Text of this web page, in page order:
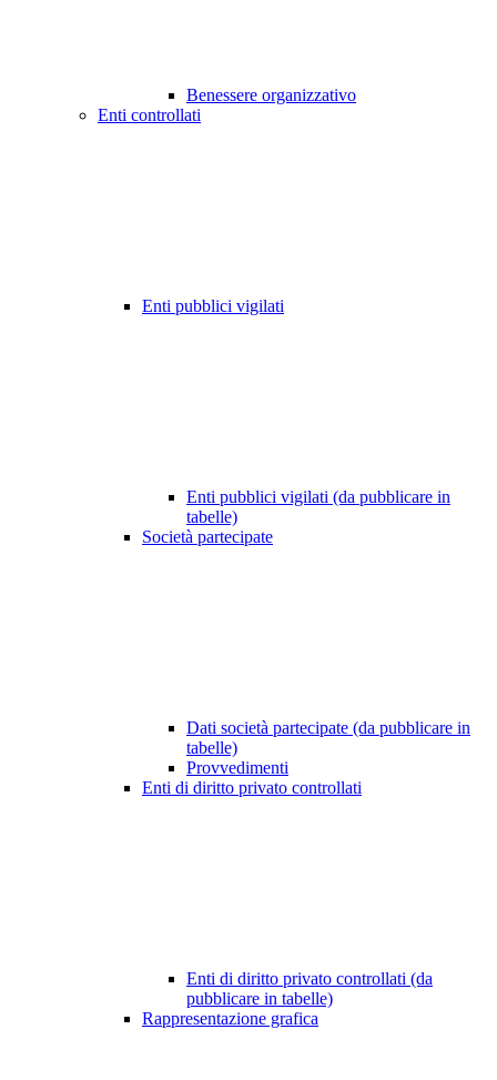
Benessere organizzativo
Enti controllati
Enti pubblici vigilati
Enti pubblici vigilati (da pubblicare in
tabelle)
Società partecipate
Dati società partecipate (da pubblicare in
tabelle)
Provvedimenti
Enti di diritto privato controllati
Enti di diritto privato controllati (da
pubblicare in tabelle)
Rappresentazione grafica